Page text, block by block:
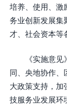
培养、使用、激
务业创新发展集
才、社会资本等
《实施意
同、央地协作、
大政策支持，加
技服务业发展环